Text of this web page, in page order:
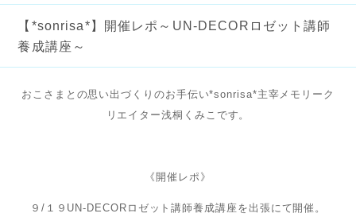
【*sonrisa*】開催レポ～UN-DECORロゼット講師
養成講座～
おこさまとの思い出づくりのお手伝い*sonrisa*主宰メモリーク
リエイター浅桐くみこです。
《開催レポ》
９/１９UN-DECORロゼット講師養成講座を出張にて開催。